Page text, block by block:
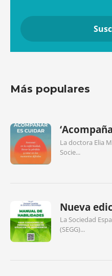
Más populares
La doctora Elia
Socie...
Nueva
La Sociedad
(SEGG)...